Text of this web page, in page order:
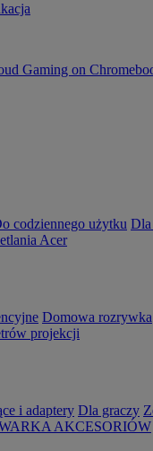
Gaming on
codziennego użytku Dla
Acer
Domowa rozrywka
projekcji
i adaptery Dla graczy
AKCESORIÓW